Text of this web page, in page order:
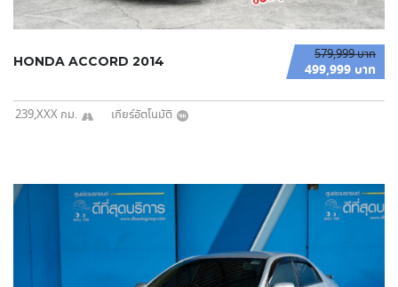
579,999 บาท
499,999 บาท
HONDA ACCORD 2014
239,XXX กม. เกียร์อัตโนมัติ